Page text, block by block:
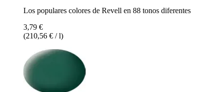
Los populares colores de Revell en 88 tonos diferentes
3,79 €
(210,56 € / l)